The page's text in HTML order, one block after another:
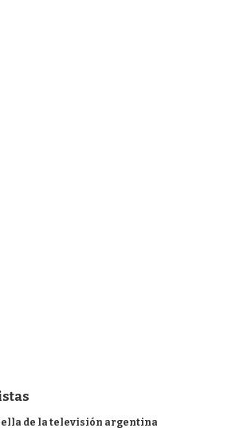
de la televisión argentina